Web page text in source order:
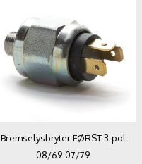
Bremselysbryter FØRST 3-pol
08/69-07/79